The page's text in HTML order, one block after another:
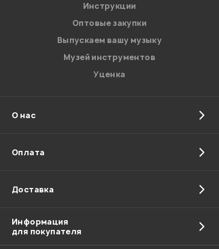
на обработку персональных данных в
Политикой в отношении обработки
персональных данных.
Введите проверочное число:
Отправить
Инструкции
Оптовые закупки
Выпускаем вашу музыку
Музей инструментов
Уценка
О нас
Оплата
Доставка
Информация
для покупателя